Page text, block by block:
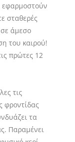
σταθερές
άμεσο
του καιρού!
πρώτες 12
τις
φροντίδας
τα
Παραμένει